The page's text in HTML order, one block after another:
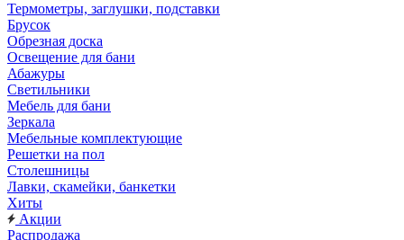
Термометры, заглушки, подставки
Брусок
Обрезная доска
Освещение для бани
Абажуры
Светильники
Мебель для бани
Зеркала
Мебельные комплектующие
Решетки на пол
Столешницы
Лавки, скамейки, банкетки
Хиты
Акции
Распродажа